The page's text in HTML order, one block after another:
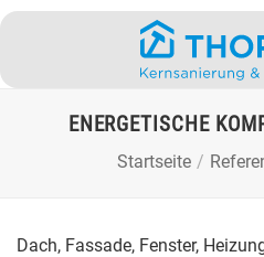
Zum
ENERGETISCHE
Startseite /
Dach, Fassade, Fenster,